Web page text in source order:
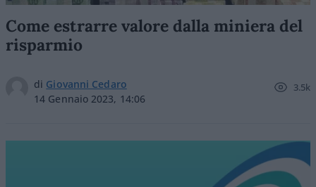
Come estrarre valore dalla miniera del
risparmio
di Giovanni Cedaro
14 Gennaio 2023, 14:06
3.5k